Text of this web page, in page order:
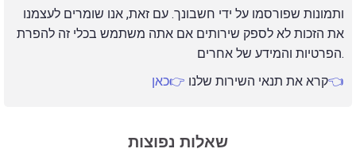
ותמונות שפורסמו על ידי חשבונך. עם זאת, אנו שומרים לעצמנו
את הזכות לא לספק שירותים אם אתה משתמש בכלי זה להפרת
הפרטיות והמידע של אחרים.
קרא את תנאי השירות שלנו👉כאן👈
שאלות נפוצות